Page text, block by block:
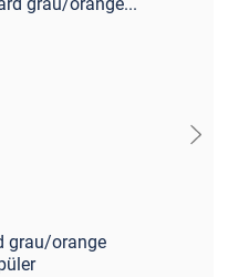
grau/orange